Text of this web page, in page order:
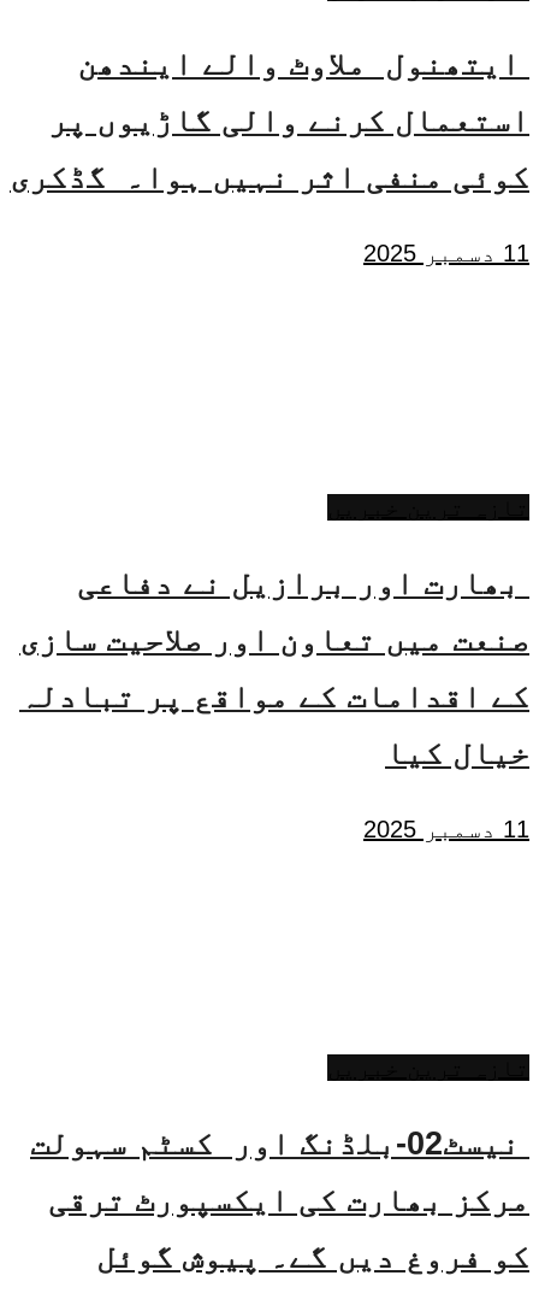
ایتھنول ملاوٹ والے ایندھن
استعمال کرنے والی گاڑیوں پر
کوئی منفی اثر نہیں ہوا۔ گڈکری
11 دسمبر 2025
بھارت اور برازیل نے دفاعی
صنعت میں تعاون اور صلاحیت سازی
کے اقدامات کے مواقع پر تبادلہ
خیال کیا
11 دسمبر 2025
نیسٹ02-بلڈنگ اور کسٹم سہولت
مرکز بھارت کی ایکسپورٹ ترقی
کو فروغ دیں گے۔ پیوش گوئل